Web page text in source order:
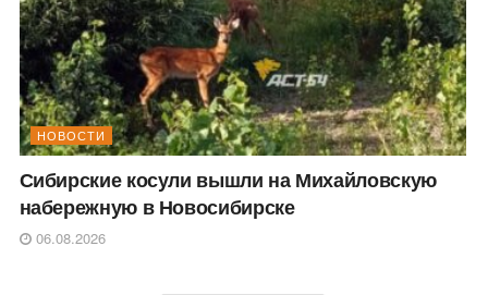
НОВОСТИ
Сибирские косули вышли на Михайловскую
набережную в Новосибирске
06.08.2026